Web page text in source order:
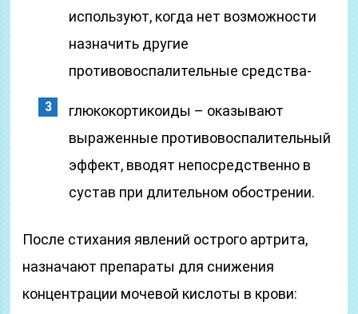
используют, когда нет возможности
назначить другие
противовоспалительные средства-
глюкокортикоиды – оказывают
выраженные противовоспалительный
эффект, вводят непосредственно в
сустав при длительном обострении.
После стихания явлений острого артрита,
назначают препараты для снижения
концентрации мочевой кислоты в крови: